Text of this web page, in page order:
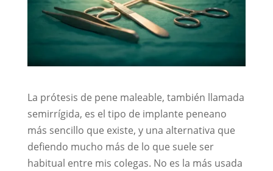
La prótesis de pene maleable, también llamada
semirrígida, es el tipo de implante peneano
más sencillo que existe, y una alternativa que
defiendo mucho más de lo que suele ser
habitual entre mis colegas. No es la más usada